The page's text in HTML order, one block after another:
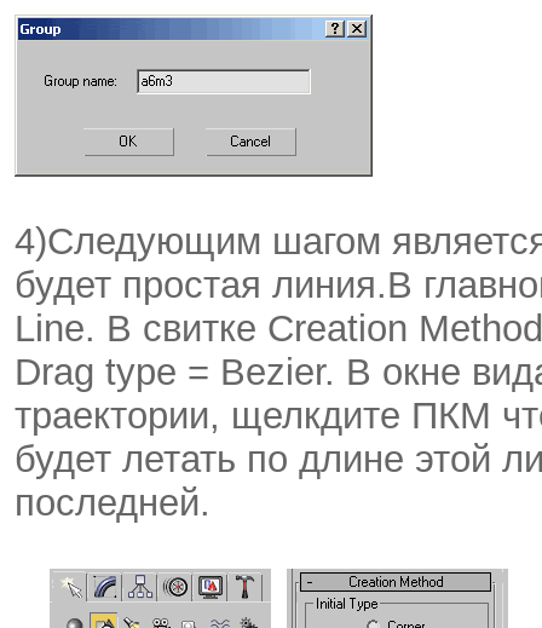
4)Следующим шагом
будет простая линия.В
Line. В свитке Creation
Drag type = Bezier. В окне
траектории, щелкдите ПКМ
будет летать по длине этой
последней.